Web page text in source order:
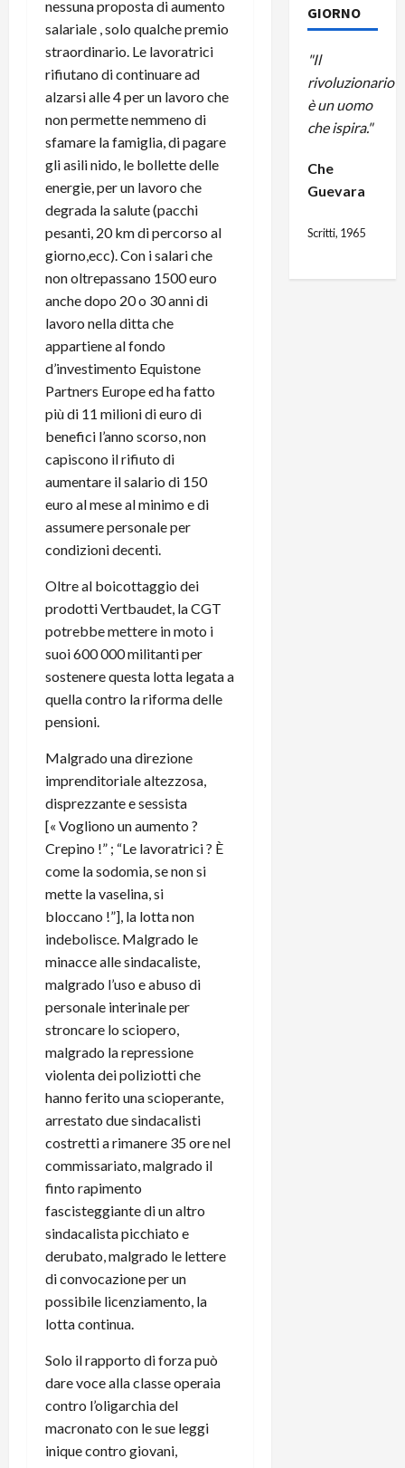
nessuna proposta di aumento
salariale , solo qualche premio
straordinario. Le lavoratrici
rifiutano di continuare ad
alzarsi alle 4 per un lavoro che
non permette nemmeno di
sfamare la famiglia, di pagare
gli asili nido, le bollette delle
energie, per un lavoro che
degrada la salute (pacchi
pesanti, 20 km di percorso al
giorno,ecc). Con i salari che
non oltrepassano 1500 euro
anche dopo 20 o 30 anni di
lavoro nella ditta che
appartiene al fondo
d’investimento Equistone
Partners Europe ed ha fatto
più di 11 milioni di euro di
benefici l’anno scorso, non
capiscono il rifiuto di
aumentare il salario di 150
euro al mese al minimo e di
assumere personale per
condizioni decenti.
Oltre al boicottaggio dei
prodotti Vertbaudet, la CGT
potrebbe mettere in moto i
suoi 600 000 militanti per
sostenere questa lotta legata a
quella contro la riforma delle
pensioni.
Malgrado una direzione
imprenditoriale altezzosa,
disprezzante e sessista
[« Vogliono un aumento ?
Crepino !” ; “Le lavoratrici ? È
come la sodomia, se non si
mette la vaselina, si
bloccano !”], la lotta non
indebolisce. Malgrado le
minacce alle sindacaliste,
malgrado l’uso e abuso di
personale interinale per
stroncare lo sciopero,
malgrado la repressione
violenta dei poliziotti che
hanno ferito una scioperante,
arrestato due sindacalisti
costretti a rimanere 35 ore nel
commissariato, malgrado il
finto rapimento
fascisteggiante di un altro
sindacalista picchiato e
derubato, malgrado le lettere
di convocazione per un
possibile licenziamento, la
lotta continua.
Solo il rapporto di forza può
dare voce alla classe operaia
contro l’oligarchia del
macronato con le sue leggi
inique contro giovani,
GIORNO
"Il
rivoluzionario
è un uomo
che ispira."
Che
Guevara
Scritti, 1965